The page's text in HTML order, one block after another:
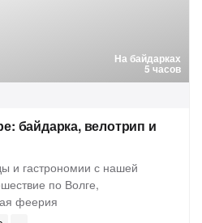
На байдарках
5 часов
байдарка, велотрип и
и гастрономии с нашей
по Волге,
феерия